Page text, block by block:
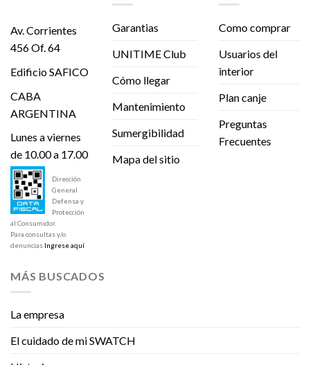
Av. Corrientes
456 Of. 64
Edificio SAFICO
CABA
ARGENTINA
Lunes a viernes
de 10.00 a 17.00
Dirección
General
Defensa y
Protección
al Consumidor.
Para consultas y/o
denuncias Ingrese aquí
Garantias
UNITIME Club
Cómo llegar
Mantenimiento
Sumergibilidad
Mapa del sitio
Como comprar
Usuarios del
interior
Plan canje
Preguntas
Frecuentes
MÁS BUSCADOS
La empresa
El cuidado de mi SWATCH